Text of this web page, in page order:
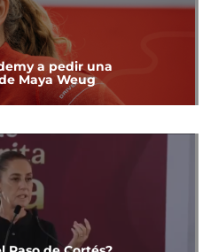
a pedir una
Maya Weug